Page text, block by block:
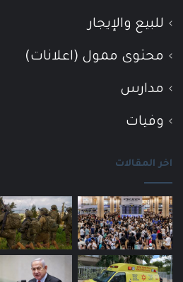
للبيع والإيجار
محتوى ممول (اعلانات)
مدارس
وفيات
اخر المقالات